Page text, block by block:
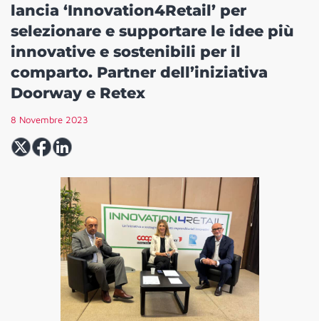
lancia ‘Innovation4Retail’ per
selezionare e supportare le idee più
innovative e sostenibili per il
comparto. Partner dell’iniziativa
Doorway e Retex
8 Novembre 2023